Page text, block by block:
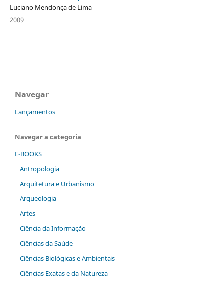
Luciano Mendonça de Lima
2009
Navegar
Lançamentos
Navegar a categoria
E-BOOKS
Antropologia
Arquitetura e Urbanismo
Arqueologia
Artes
Ciência da Informação
Ciências da Saúde
Ciências Biológicas e Ambientais
Ciências Exatas e da Natureza